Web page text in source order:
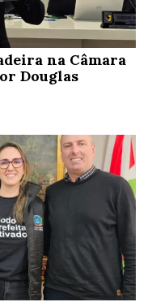
na Câmara
Douglas